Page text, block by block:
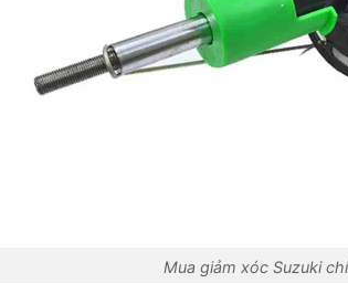
Mua giảm xóc Suzuki